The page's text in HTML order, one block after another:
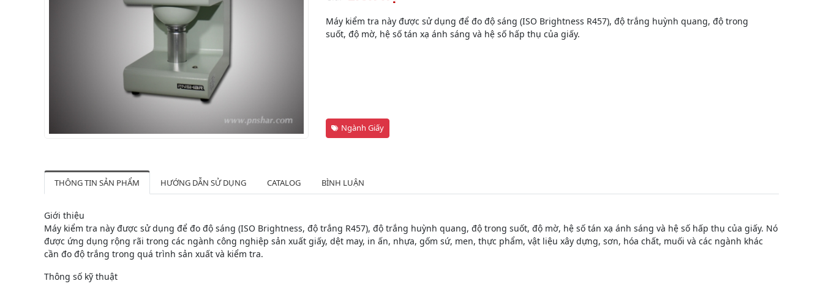
Máy kiểm tra này được sử dụng để đo độ sáng (ISO Brightness R457), độ trắng huỳnh quang, độ trong
suốt, độ mờ, hệ số tán xạ ánh sáng và hệ số hấp thụ của giấy.
Ngành Giấy
THÔNG TIN SẢN PHẨM HƯỚNG DẪN SỬ DỤNG CATALOG BÌNH LUẬN
Giới thiệu
Máy kiểm tra này được sử dụng để đo độ sáng (ISO Brightness, độ trắng R457), độ trắng huỳnh quang, độ trong suốt, độ mờ, hệ số tán xạ ánh sáng và hệ số hấp thụ của giấy. Nó
được ứng dụng rộng rãi trong các ngành công nghiệp sản xuất giấy, dệt may, in ấn, nhựa, gốm sứ, men, thực phẩm, vật liệu xây dựng, sơn, hóa chất, muối và các ngành khác
cần đo độ trắng trong quá trình sản xuất và kiểm tra.
Thông số kỹ thuật